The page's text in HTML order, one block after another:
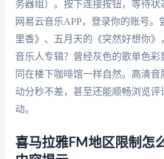
务器组）。按下连接按钮，等待
网易云音乐APP，登录你的账号
里香》、五月天的《突然好想你
音乐人专辑？曾经灰色的歌单色彩
同在楼下咖啡馆一样自然。高清
动分秒不差，甚至还能顺畅浏览评
动。
喜马拉雅FM地区限制怎